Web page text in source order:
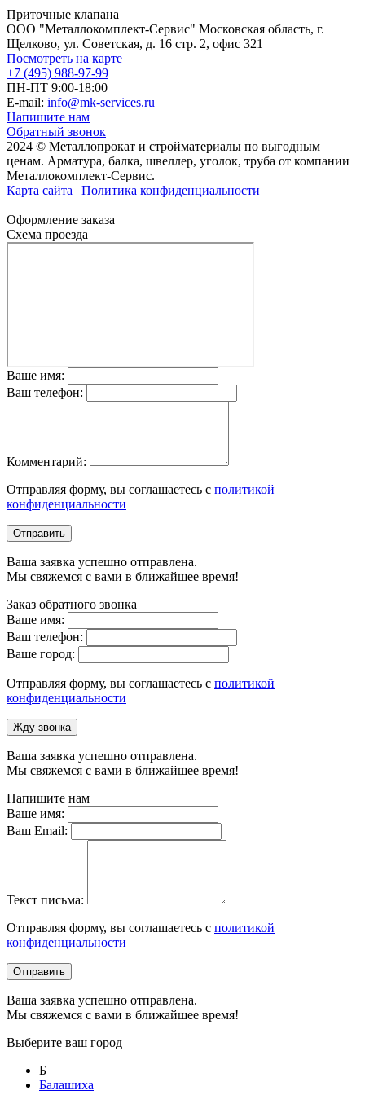
Приточные клапана
ООО "Металлокомплект-Сервис" Московская область, г.
Щелково, ул. Советская, д. 16 стр. 2, офис 321
Посмотреть на карте
+7 (495) 988-97-99
ПН-ПТ 9:00-18:00
E-mail: info@mk-services.ru
Напишите нам
Обратный звонок
2024 © Металлопрокат и стройматериалы по выгодным
ценам. Арматура, балка, швеллер, уголок, труба от компании
Металлокомплект-Сервис.
Карта сайта | Политика конфиденциальности
Оформление заказа
Схема проезда
Ваше имя:
Ваш телефон:
Комментарий:
Отправляя форму, вы соглашаетесь с политикой
конфиденциальности
Отправить
Ваша заявка успешно отправлена.
Мы свяжемся с вами в ближайшее время!
Заказ обратного звонка
Ваше имя:
Ваш телефон:
Ваше город:
Отправляя форму, вы соглашаетесь с политикой
конфиденциальности
Жду звонка
Ваша заявка успешно отправлена.
Мы свяжемся с вами в ближайшее время!
Напишите нам
Ваше имя:
Ваш Email:
Текст письма:
Отправляя форму, вы соглашаетесь с политикой
конфиденциальности
Отправить
Ваша заявка успешно отправлена.
Мы свяжемся с вами в ближайшее время!
Выберите ваш город
Б
Балашиха